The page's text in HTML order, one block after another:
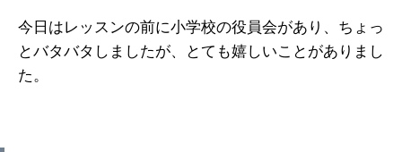
今日はレッスンの前に小学校の役員会があり、ちょっ
とバタバタしましたが、とても嬉しいことがありまし
た。